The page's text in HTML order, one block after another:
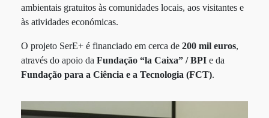
ambientais gratuitos às comunidades locais, aos visitantes e
às atividades económicas.
O projeto SerE+ é financiado em cerca de 200 mil euros,
através do apoio da Fundação “la Caixa” / BPI e da
Fundação para a Ciência e a Tecnologia (FCT).